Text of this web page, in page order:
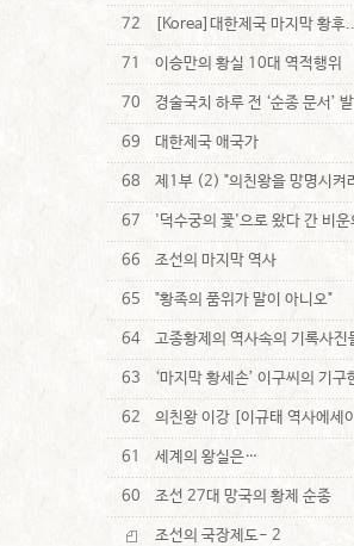
72 [Korea]대한제국 마지막 황후
71 이승만의 황실 10대 역적행위
70 경술국치 하루 전 ‘순종 문서’
69 대한제국 애국가
68 제1부 (2) "의친왕을 망명시켜
67 '덕수궁의 꽃'으로 왔다 간 비
66 조선의 마지막 역사
65 "황족의 품위가 말이 아니오"
64 고종황제의 역사속의 기록사진
63 ‘마지막 황세손’ 이구씨의 기구
62 의친왕 이강 [이규태 역사에세
61 세계의 왕실은…
60 조선 27대 망국의 황제 순종
조선의 국장제도- 2